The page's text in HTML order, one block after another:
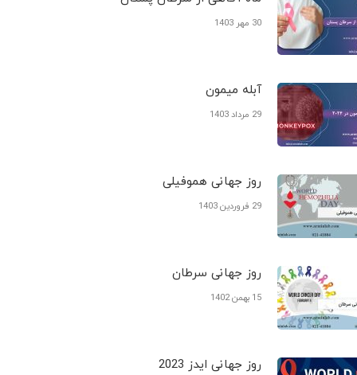
30 مهر 1403
آبله میمون
29 مرداد 1403
روز جهانی هموفیلی
29 فروردین 1403
روز جهانی سرطان
15 بهمن 1402
روز جهانی ایدز 2023